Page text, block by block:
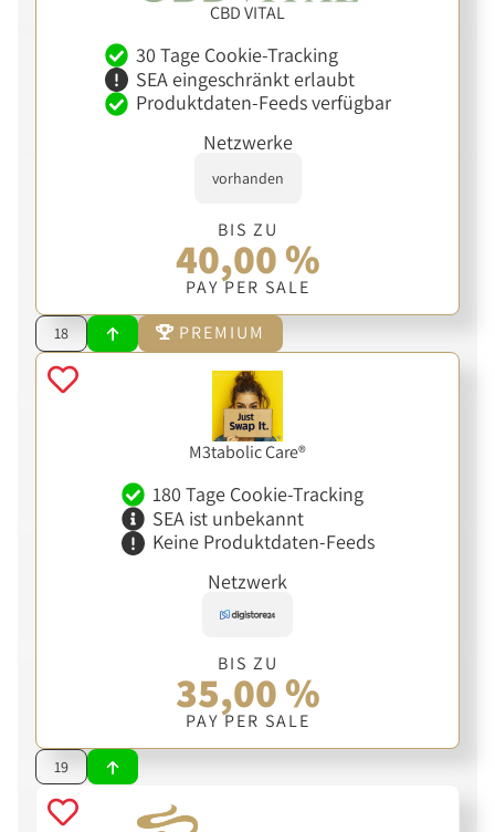
CBD VITAL
30 Tage Cookie-Tracking
SEA eingeschränkt erlaubt
Produktdaten-Feeds verfügbar
Netzwerke
vorhanden
BIS ZU
40,00 %
PAY PER SALE
18 PREMIUM
M3tabolic Care®
180 Tage Cookie-Tracking
SEA ist unbekannt
Keine Produktdaten-Feeds
Netzwerk
BIS ZU
35,00 %
PAY PER SALE
19